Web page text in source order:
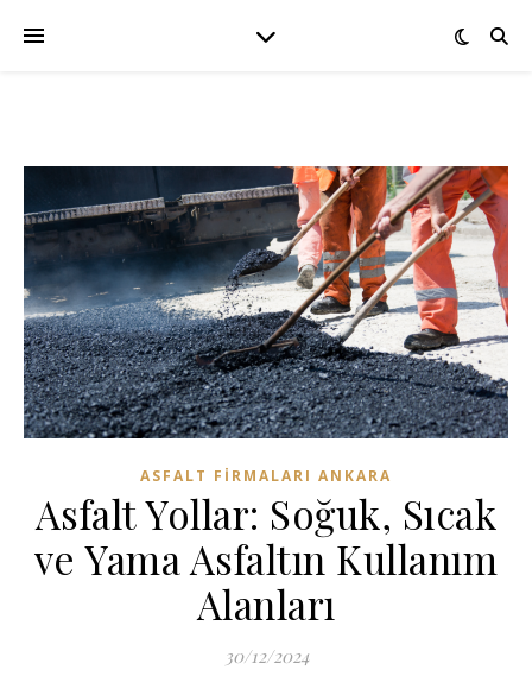
ASFALT FIRMALARI ANKARA
Asfalt Yollar: Soğuk, Sıcak
ve Yama Asfaltın Kullanım
Alanları
30/12/2024